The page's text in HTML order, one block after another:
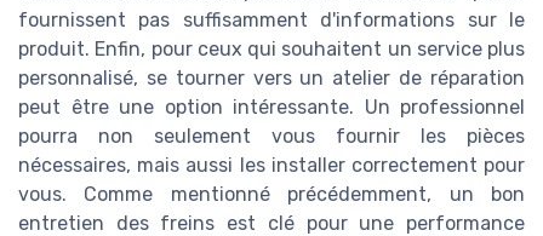
fournissent pas suffisamment d'informations sur le
produit. Enfin, pour ceux qui souhaitent un service plus
personnalisé, se tourner vers un atelier de réparation
peut être une option intéressante. Un professionnel
pourra non seulement vous fournir les pièces
nécessaires, mais aussi les installer correctement pour
vous. Comme mentionné précédemment, un bon
entretien des freins est clé pour une performance